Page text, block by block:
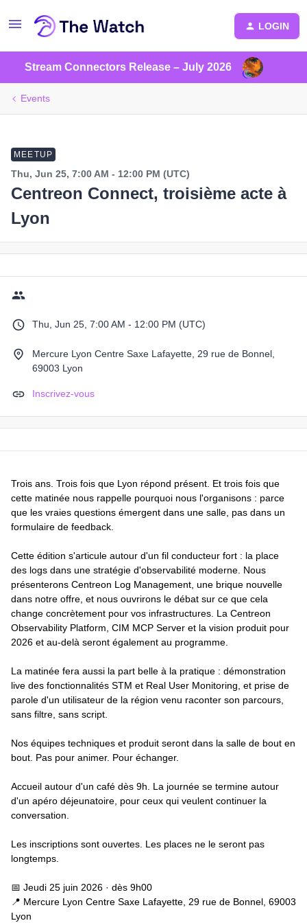
LOGIN
Stream Connectors Release – July 2026
Events
MEETUP
Thu, Jun 25, 7:00 AM - 12:00 PM (UTC)
Centreon Connect, troisième acte à
Lyon
Trois ans. Trois fois que Lyon répond présent. Et trois fois que
cette matinée nous rappelle pourquoi nous l'organisons : parce
que les vraies questions émergent dans une salle, pas dans un
formulaire de feedback.
Cette édition s'articule autour d'un fil conducteur fort : la place
des logs dans une stratégie d'observabilité moderne. Nous
présenterons Centreon Log Management, une brique nouvelle
dans notre offre, et nous ouvrirons le débat sur ce que cela
change concrètement pour vos infrastructures. La Centreon
Observability Platform, CIM MCP Server et la vision produit pour
2026 et au-delà seront également au programme.
La matinée fera aussi la part belle à la pratique : démonstration
live des fonctionnalités STM et Real User Monitoring, et prise de
parole d'un utilisateur de la région venu raconter son parcours,
sans filtre, sans script.
Nos équipes techniques et produit seront dans la salle de bout en
bout. Pas pour animer. Pour échanger.
Accueil autour d'un café dès 9h. La journée se termine autour
d'un apéro déjeunatoire, pour ceux qui veulent continuer la
conversation.
Les inscriptions sont ouvertes. Les places ne le seront pas
longtemps.
📅 Jeudi 25 juin 2026 · dès 9h00
📍 Mercure Lyon Centre Saxe Lafayette, 29 rue de Bonnel, 69003
Lyon
Thu, Jun 25, 7:00 AM - 12:00 PM (UTC)
Mercure Lyon Centre Saxe Lafayette, 29 rue de Bonnel,
69003 Lyon
Inscrivez-vous